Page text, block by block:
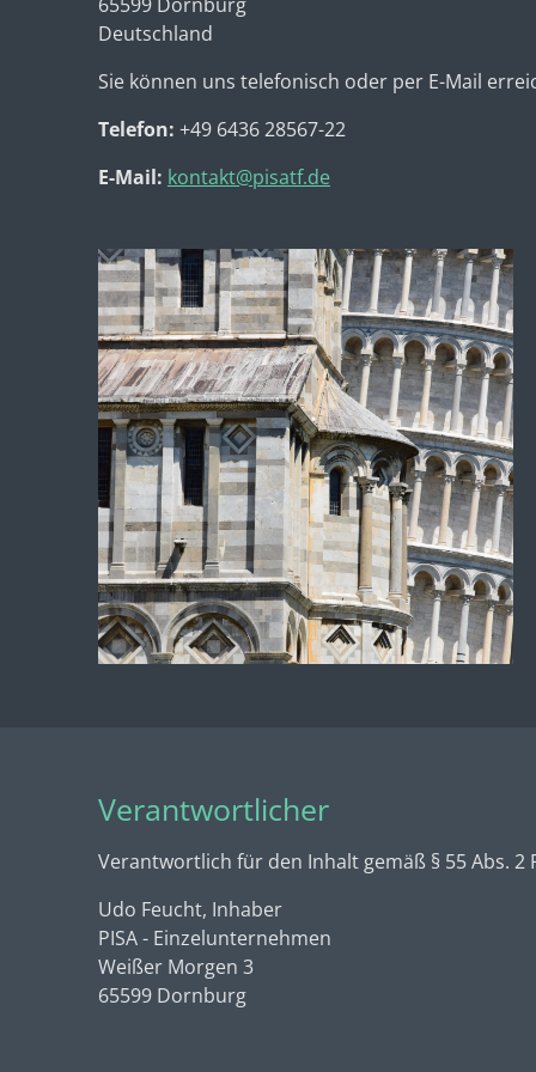
Deutschland
Sie können uns telefonisch oder per E-Mail
Telefon: +49 6436 28567-22
E-Mail: kontakt@pisatf.de
Verantwortlicher
Verantwortlich für den Inhalt gemäß § 55 Abs. 2
Udo Feucht, Inhaber
PISA - Einzelunternehmen
Weißer Morgen 3
65599 Dornburg